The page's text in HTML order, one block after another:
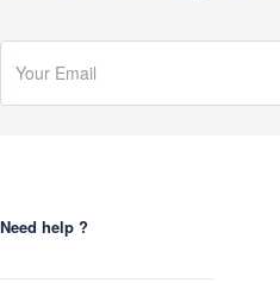
Need help ?